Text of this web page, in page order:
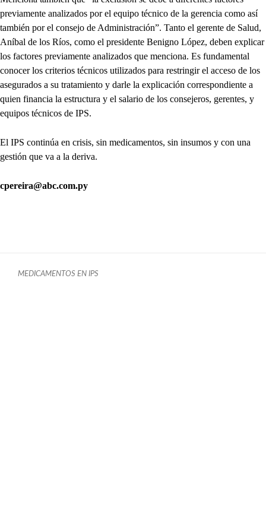
previamente analizados por el equipo técnico de la gerencia como así
también por el consejo de Administración”. Tanto el gerente de Salud,
Aníbal de los Ríos, como el presidente Benigno López, deben explicar
los factores previamente analizados que menciona. Es fundamental
conocer los criterios técnicos utilizados para restringir el acceso de los
asegurados a su tratamiento y darle la explicación correspondiente a
quien financia la estructura y el salario de los consejeros, gerentes, y
equipos técnicos de IPS.
El IPS continúa en crisis, sin medicamentos, sin insumos y con una
gestión que va a la deriva.
cpereira@abc.com.py
MEDICAMENTOS EN IPS